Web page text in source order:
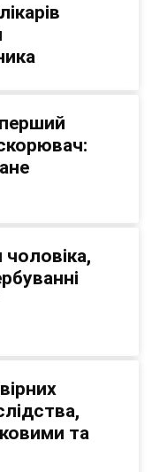
та